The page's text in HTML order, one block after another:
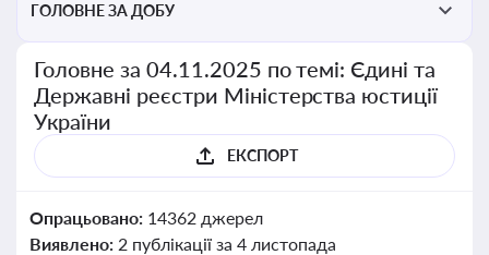
ГОЛОВНЕ ЗА ДОБУ
Головне за 04.11.2025 по темі: Єдині та
Державні реєстри Міністерства юстиції
України
ЕКСПОРТ
Опрацьовано: 14362 джерел
Виявлено: 2 публікації за 4 листопада